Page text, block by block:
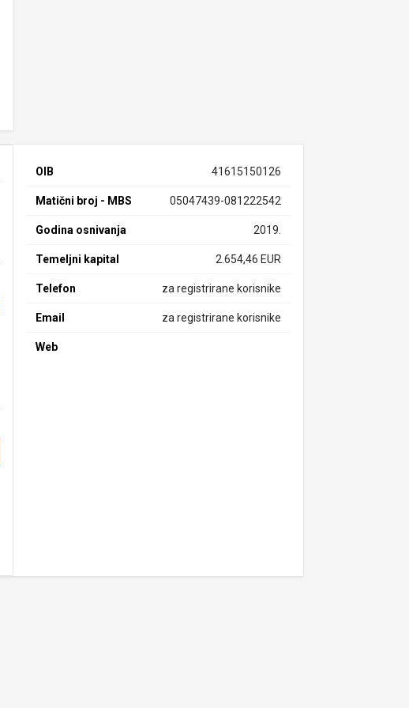
OIB 41615150126
Matični broj - MBS 05047439-081222542
Godina osnivanja 2019.
Temeljni kapital 2.654,46 EUR
Telefon za registrirane korisnike
Email za registrirane korisnike
Web